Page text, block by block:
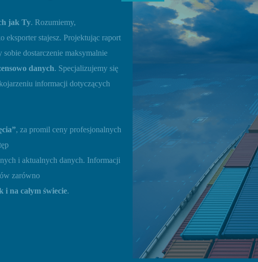
jak Ty. Rozumiemy,
stajesz. Projektując raport
dostarczenie maksymalnie
danych. Specjalizujemy się
informacji dotyczących
, za promil ceny profesjonalnych
i aktualnych danych. Informacji
zarówno
na całym świecie.